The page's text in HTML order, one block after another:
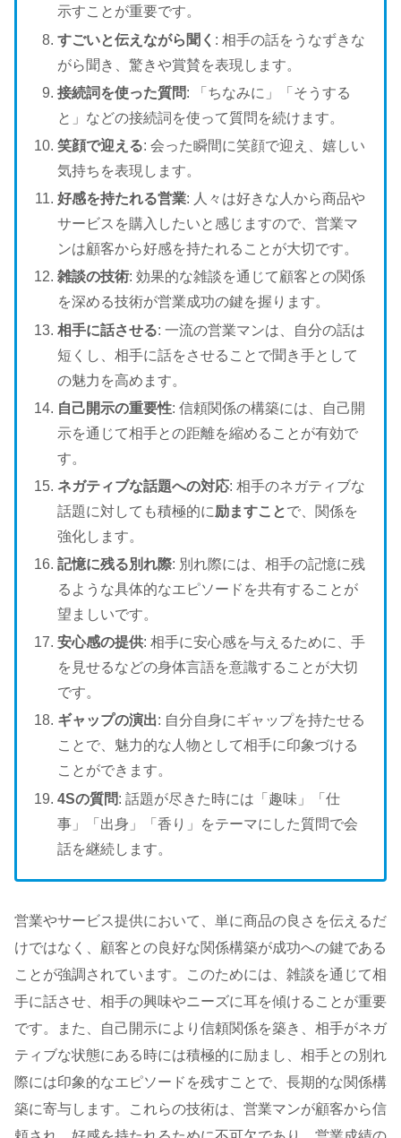
示すことが重要です。
すごいと伝えながら聞く : 相手の話をうなずきな
がら聞き、驚きや賞賛を表現します。
接続詞を使った質問: 「ちなみに」「そうする
と」などの接続詞を使って質問を続けます。
笑顔で迎える: 会った瞬間に笑顔で迎え、嬉しい
気持ちを表現します。
好感を持たれる営業: 人々は好きな人から商品や
サービスを購入したいと感じますので、営業マ
ンは顧客から好感を持たれることが大切です。
雑談の技術: 効果的な雑談を通じて顧客との関係
を深める技術が営業成功の鍵を握ります。
相手に話させる: 一流の営業マンは、自分の話は
短くし、相手に話をさせることで聞き手として
の魅力を高めます。
自己開示の重要性: 信頼関係の構築には、自己開
示を通じて相手との距離を縮めることが有効で
す。
ネガティブな話題への対応: 相手のネガティブな
話題に対しても積極的に励ますことで、関係を
強化します。
記憶に残る別れ際: 別れ際には、相手の記憶に残
るような具体的なエピソードを共有することが
望ましいです。
安心感の提供: 相手に安心感を与えるために、手
を見せるなどの身体言語を意識することが大切
です。
ギャップの演出: 自分自身にギャップを持たせる
ことで、魅力的な人物として相手に印象づける
ことができます。
4Sの質問: 話題が尽きた時には「趣味」「仕
事」「出身」「香り」をテーマにした質問で会
話を継続します。
営業やサービス提供において、単に商品の良さを伝えるだ
けではなく、顧客との良好な関係構築が成功への鍵である
ことが強調されています。このためには、雑談を通じて相
手に話させ、相手の興味やニーズに耳を傾けることが重要
です。また、自己開示により信頼関係を築き、相手がネガ
ティブな状態にある時には積極的に励まし、相手との別れ
際には印象的なエピソードを残すことで、長期的な関係構
築に寄与します。これらの技術は、営業マンが顧客から信